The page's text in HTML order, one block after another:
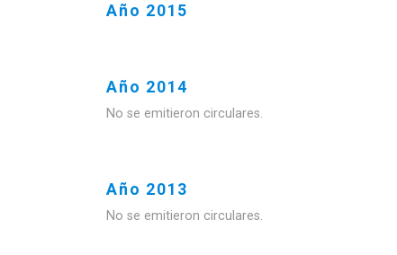
Año 2015
Año 2014
No se emitieron circulares.
Año 2013
No se emitieron circulares.